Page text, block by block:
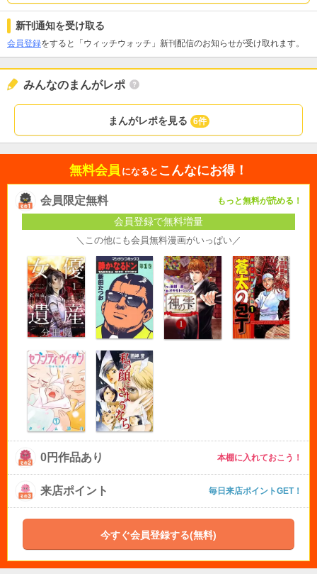
新刊通知を受け取る
会員登録をすると「ウィッチウォッチ」新刊配信のお知らせが受け取れます。
みんなのまんがレポ
まんがレポを見る 6件
無料会員 になると こんなにお得！
会員限定無料 もっと無料が読める！
会員登録で無料増量
＼この他にも会員無料漫画がいっぱい／
0円作品あり 本棚に入れておこう！
来店ポイント 毎日来店ポイントGET！
今すぐ会員登録する(無料)